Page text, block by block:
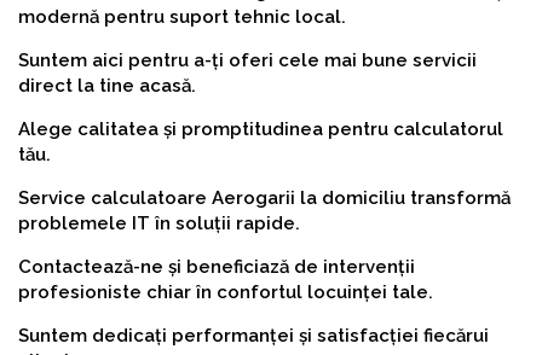
modernă pentru suport tehnic local.
Suntem aici pentru a-ți oferi cele mai bune servicii
direct la tine acasă.
Alege calitatea și promptitudinea pentru calculatorul
tău.
Service calculatoare Aerogarii la domiciliu transformă
problemele IT în soluții rapide.
Contactează-ne și beneficiază de intervenții
profesioniste chiar în confortul locuinței tale.
Suntem dedicați performanței și satisfacției fiecărui